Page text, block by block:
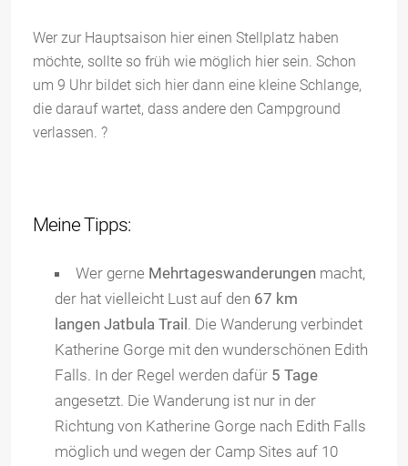
Wer zur Hauptsaison hier einen Stellplatz haben
möchte, sollte so früh wie möglich hier sein. Schon
um 9 Uhr bildet sich hier dann eine kleine Schlange,
die darauf wartet, dass andere den Campground
verlassen. ?
Meine Tipps:
Wer gerne Mehrtageswanderungen macht,
der hat vielleicht Lust auf den 67 km
langen Jatbula Trail. Die Wanderung verbindet
Katherine Gorge mit den wunderschönen Edith
Falls. In der Regel werden dafür 5 Tage
angesetzt. Die Wanderung ist nur in der
Richtung von Katherine Gorge nach Edith Falls
möglich und wegen der Camp Sites auf 10